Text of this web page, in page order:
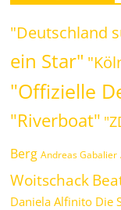
"Deutschland
ein Star"
"Offizielle
"Riverboat"
Berg Andreas Gabalier
Woitschack
Daniela Alfinito Die